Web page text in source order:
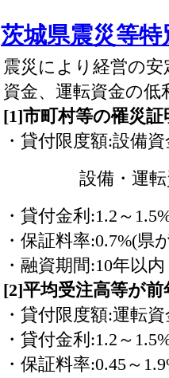
茨城県震災等
震災により経営の
資金、運転資金の
[1]市町村等の罹災
・貸付限度額:設備
設備・運
・貸付金利:1.2～
・保証料率:0.7%(県
・融資期間:10年以内
[2]平均受注高等が
・貸付限度額:運転
・貸付金利:1.2～
・保証料率:0.45～